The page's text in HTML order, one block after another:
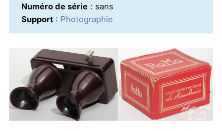
Numéro de série: sans
Support: Photographie